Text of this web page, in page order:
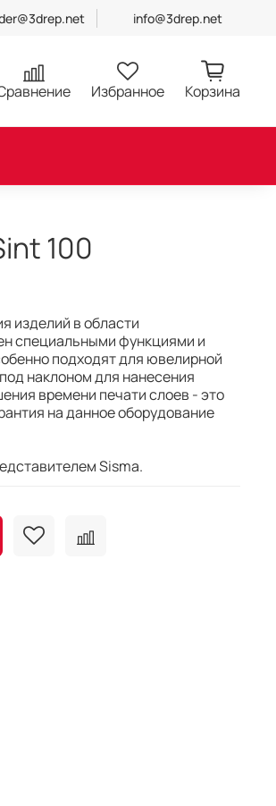
info@3drep.net
Избранное Корзина
100
изделий в области
специальными функциями и
подходят для ювелирной
наклоном для нанесения
времени печати слоев - это
на данное оборудование
Sisma.